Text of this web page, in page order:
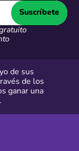
Suscríbete
de sus
de los
ganar una